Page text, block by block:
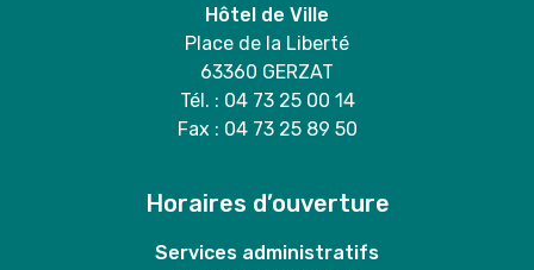
Hôtel de Ville
Place de la Liberté
63360 GERZAT
Tél. : 04 73 25 00 14
Fax : 04 73 25 89 50
Horaires d’ouverture
Services administratifs